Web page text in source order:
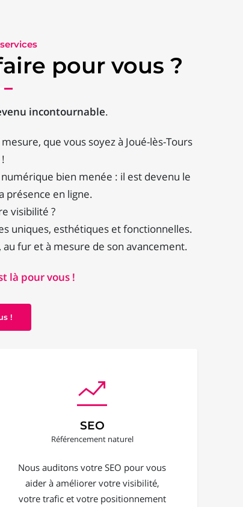
pour vous ?
incontournable.
que vous soyez à Joué-lès-Tours
bien menée : il est devenu le
présence en ligne.
visibilité ?
uniques, esthétiques et fonctionnelles.
fur et à mesure de son avancement.
là pour vous !
!
SEO
Référencement naturel
Nous auditons votre SEO pour vous
aider à améliorer votre visibilité,
votre trafic et votre positionnement